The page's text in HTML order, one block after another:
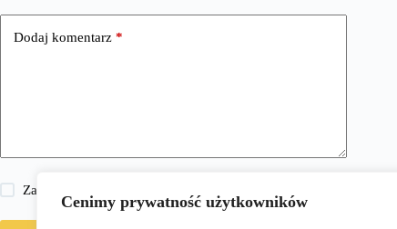
Cenimy prywatność użytkowników
Dodaj komentarz *
Zapisz moje imię i nazwisko, adres e-mail i stronę internetową w